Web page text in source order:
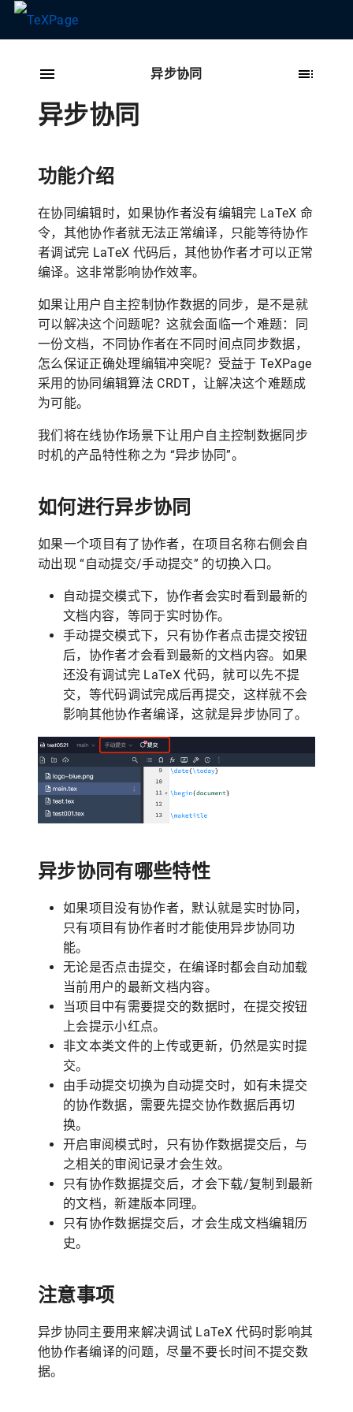
异步协同
异步协同
功能介绍
在协同编辑时，如果协作者没有编辑完 LaTeX 命
令，其他协作者就无法正常编译，只能等待协作
者调试完 LaTeX 代码后，其他协作者才可以正常
编译。这非常影响协作效率。
如果让用户自主控制协作数据的同步，是不是就
可以解决这个问题呢？这就会面临一个难题：同
一份文档，不同协作者在不同时间点同步数据，
怎么保证正确处理编辑冲突呢？受益于 TeXPage
采用的协同编辑算法 CRDT，让解决这个难题成
为可能。
我们将在线协作场景下让用户自主控制数据同步
时机的产品特性称之为 “异步协同”。
如何进行异步协同
如果一个项目有了协作者，在项目名称右侧会自
动出现 “自动提交/手动提交” 的切换入口。
自动提交模式下，协作者会实时看到最新的
文档内容，等同于实时协作。
手动提交模式下，只有协作者点击提交按钮
后，协作者才会看到最新的文档内容。如果
还没有调试完 LaTeX 代码，就可以先不提
交，等代码调试完成后再提交，这样就不会
影响其他协作者编译，这就是异步协同了。
异步协同有哪些特性
如果项目没有协作者，默认就是实时协同，
只有项目有协作者时才能使用异步协同功
能。
无论是否点击提交，在编译时都会自动加载
当前用户的最新文档内容。
当项目中有需要提交的数据时，在提交按钮
上会提示小红点。
非文本类文件的上传或更新，仍然是实时提
交。
由手动提交切换为自动提交时，如有未提交
的协作数据，需要先提交协作数据后再切
换。
开启审阅模式时，只有协作数据提交后，与
之相关的审阅记录才会生效。
只有协作数据提交后，才会下载/复制到最新
的文档，新建版本同理。
只有协作数据提交后，才会生成文档编辑历
史。
注意事项
异步协同主要用来解决调试 LaTeX 代码时影响其
他协作者编译的问题，尽量不要长时间不提交数
据。